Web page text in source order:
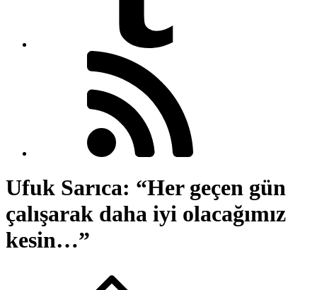
Ufuk Sarıca: “Her geçen gün
çalışarak daha iyi olacağımız
kesin…”